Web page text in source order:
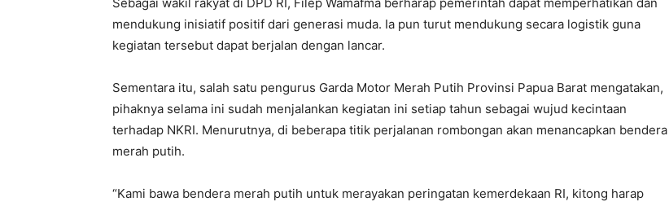
mendukung inisiatif positif dari generasi muda. Ia pun turut mendukung secara logistik guna
kegiatan tersebut dapat berjalan dengan lancar.
Sementara itu, salah satu pengurus Garda Motor Merah Putih Provinsi Papua Barat mengatakan,
pihaknya selama ini sudah menjalankan kegiatan ini setiap tahun sebagai wujud kecintaan
terhadap NKRI. Menurutnya, di beberapa titik perjalanan rombongan akan menancapkan bendera
merah putih.
“Kami bawa bendera merah putih untuk merayakan peringatan kemerdekaan RI, kitong harap